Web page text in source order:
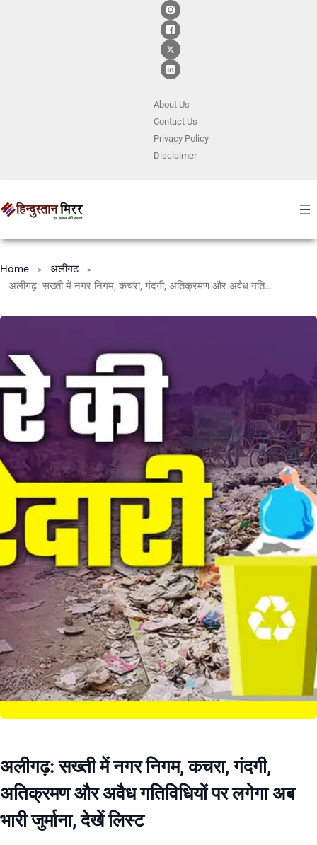
About Us
ContactUs
Privacy Policy
Disclaimer
Home
अलीगढ
अलीगढ़: सख्ती में नगर निगम, कचरा, गंदगी, अतिक्रमण और अवैध गतिविधियों पर लगेगा अब भारी जुर्माना, देखें लिस्ट
अलीगढ़: सख्ती में नगर निगम, कचरा, गंदगी,
अतिक्रमण और अवैध गतिविधियों पर लगेगा अब
भारी जुर्माना, देखें लिस्ट